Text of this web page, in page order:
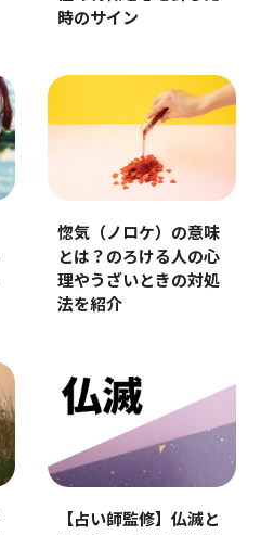
時のサイン
惚気（ノロケ）の意味
とは？のろける人の心
理やうざいときの対処
法を紹介
【占い師監修】仏滅と